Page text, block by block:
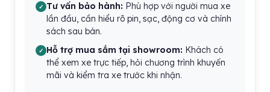
Tư vấn bảo hành: Phù hợp với người mua xe
lần đầu, cần hiểu rõ pin, sạc, động cơ và chính
sách sau bán.
Hỗ trợ mua sắm tại showroom: Khách có
thể xem xe trực tiếp, hỏi chương trình khuyến
mãi và kiểm tra xe trước khi nhận.